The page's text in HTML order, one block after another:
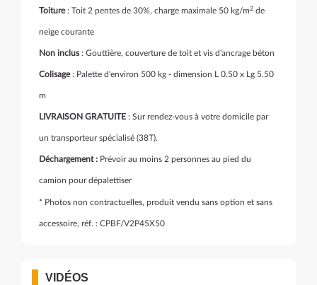
Toiture: Toit 2 pentes de 30%, charge maximale 50 kg/m2 de
neige courante
Non inclus: Gouttière, couverture de toit et vis d'ancrage béton
Colisage: Palette d'environ 500 kg - dimension L 0.50 x Lg 5.50
m
LIVRAISON GRATUITE : Sur rendez-vous à votre domicile par
un transporteur spécialisé (38T).
Déchargement : Prévoir au moins 2 personnes au pied du
camion pour dépalettiser
* Photos non contractuelles, produit vendu sans option et sans
accessoire, réf. : CPBF/V2P45X50
VIDÉOS